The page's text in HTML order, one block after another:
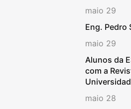
maio 29
Eng. Pedro
maio 29
Alunos da
com a
maio 28